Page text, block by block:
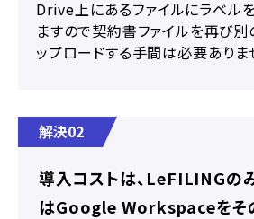
Drive上にあるファイルにラベル
ますので契約書ファイルを再び別
ップロードする手間は必要ありま
解決02
導入コストは、LeFILINGの
はGoogle Workspaceをその